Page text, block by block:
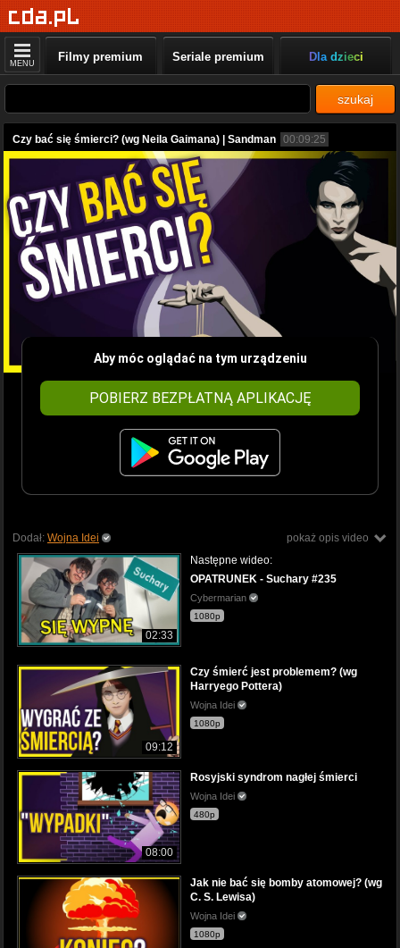
MENU Filmy premium Seriale premium Dla dzieci
szukaj
Czy bać się śmierci? (wg Neila Gaimana) | Sandman 00:09:25
Aby móc oglądać na tym urządzeniu
POBIERZ BEZPŁATNĄ APLIKACJĘ
pokaż opis video
Dodał: Wojna Idei
02:33
Następne wideo:
OPATRUNEK - Suchary #235
Cybermarian
1080p
09:12
Czy śmierć jest problemem? (wg
Harryego Pottera)
Wojna Idei
1080p
08:00
Rosyjski syndrom nagłej śmierci
Wojna Idei
480p
Jak nie bać się bomby atomowej? (wg
C. S. Lewisa)
Wojna Idei
1080p